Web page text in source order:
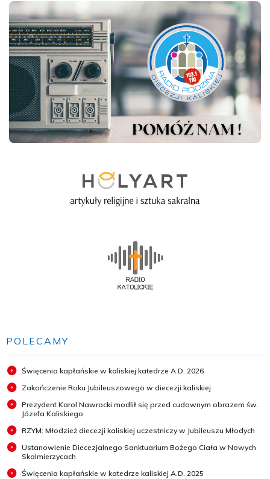
POLECAMY
Święcenia kapłańskie w kaliskiej katedrze A.D. 2026
Zakończenie Roku Jubileuszowego w diecezji kaliskiej
Prezydent Karol Nawrocki modlił się przed cudownym obrazem św.
Józefa Kaliskiego
RZYM: Młodzież diecezji kaliskiej uczestniczy w Jubileuszu Młodych
Ustanowienie Diecezjalnego Sanktuarium Bożego Ciała w Nowych
Skalmierzycach
Święcenia kapłańskie w katedrze kaliskiej A.D. 2025